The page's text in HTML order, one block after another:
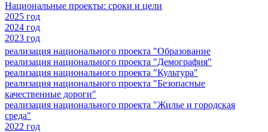
Национальные проекты: сроки и цели
2025 год
2024 год
2023 год
реализация национального проекта "Образование
реализация национального проекта "Демография"
реализация национального проекта "Культура"
реализация национального проекта "Безопасные
качественные дороги"
реализация национального проекта "Жилье и городская
среда"
2022 год